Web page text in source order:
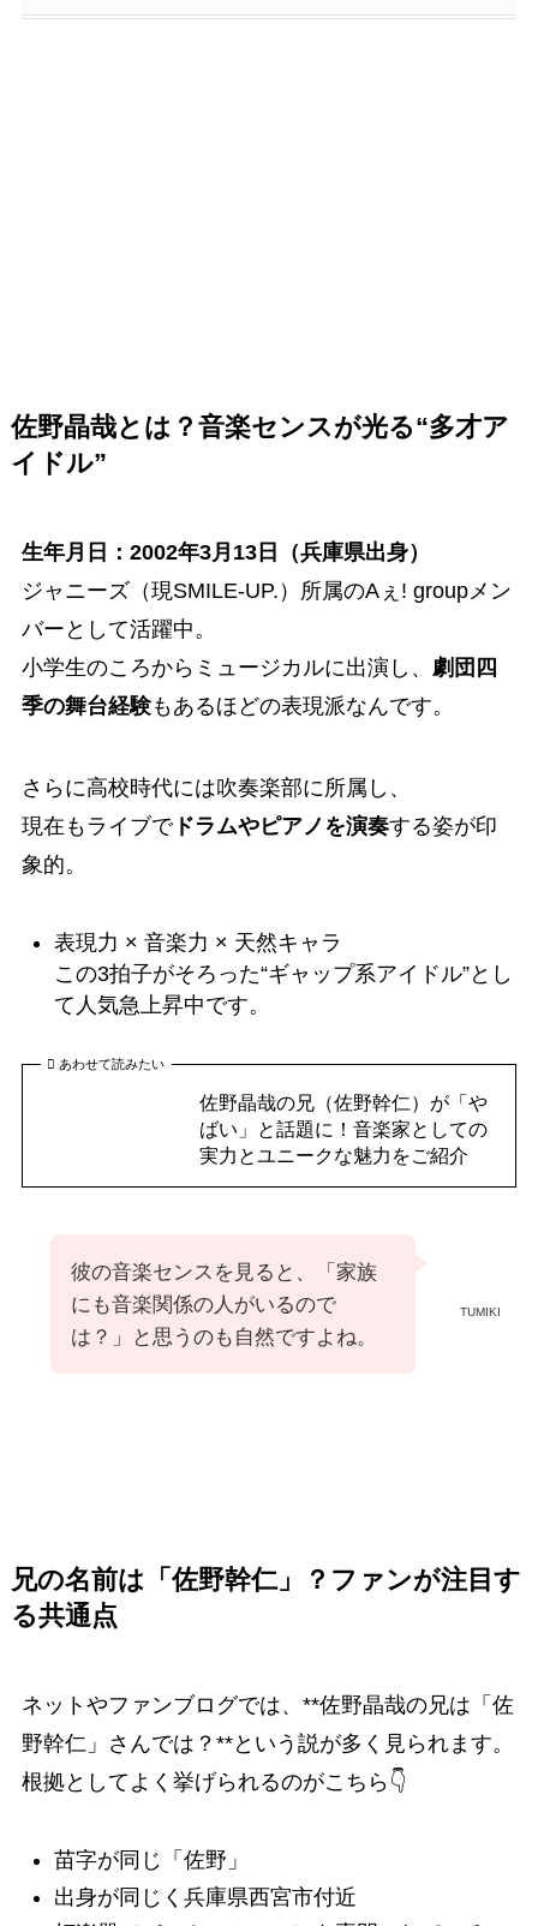
佐野晶哉とは？音楽センスが光る“多才ア
イドル”
生年月日：2002年3月13日（兵庫県出身）
ジャニーズ（現SMILE-UP.）所属のAぇ! groupメン
バーとして活躍中。
小学生のころからミュージカルに出演し、 劇団四
季の舞台経験もあるほどの表現派なんです。
さらに高校時代には吹奏楽部に所属し、
現在もライブでドラムやピアノを演奏する姿が印
象的。
表現力 × 音楽力 × 天然キャラ
この3拍子がそろった“ギャップ系アイドル”とし
て人気急上昇中です。
あわせて読みたい
佐野晶哉の兄（佐野幹仁）が「や
ばい」と話題に！音楽家としての
実力とユニークな魅力をご紹介
TUMIKI
彼の音楽センスを見ると、「家族
にも音楽関係の人がいるので
は？」と思うのも自然ですよね。
兄の名前は「佐野幹仁」？ファンが注目す
る共通点
ネットやファンブログでは、**佐野晶哉の兄は「佐
野幹仁」さんでは？**という説が多く見られます。
根拠としてよく挙げられるのがこちら👇
苗字が同じ「佐野」
出身が同じく兵庫県西宮市付近